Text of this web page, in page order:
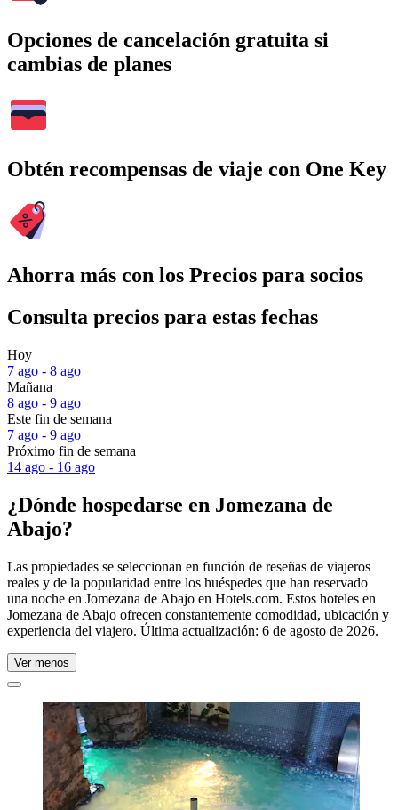
Opciones de cancelación gratuita si
cambias de planes
Obtén recompensas de viaje con One Key
Ahorra más con los Precios para socios
Consulta precios para estas fechas
Hoy
7 ago - 8 ago
Mañana
8 ago - 9 ago
Este fin de semana
7 ago - 9 ago
Próximo fin de semana
14 ago - 16 ago
¿Dónde hospedarse en Jomezana de
Abajo?
Las propiedades se seleccionan en función de reseñas de viajeros
reales y de la popularidad entre los huéspedes que han reservado
una noche en Jomezana de Abajo en Hotels.com. Estos hoteles en
Jomezana de Abajo ofrecen constantemente comodidad, ubicación y
experiencia del viajero. Última actualización: 6 de agosto de 2026.
Ver menos